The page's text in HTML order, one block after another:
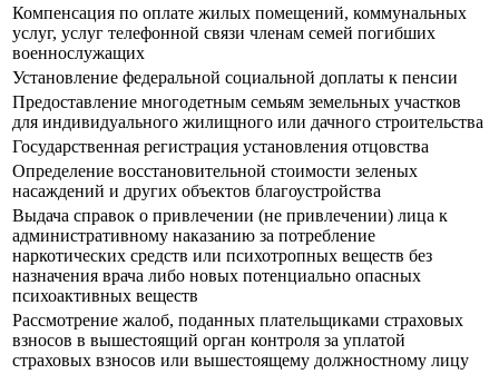
Компенсация по оплате жилых помещений, коммунальных
услуг, услуг телефонной связи членам семей погибших
военнослужащих
Установление федеральной социальной доплаты к пенсии
Предоставление многодетным семьям земельных участков
для индивидуального жилищного или дачного строительства
Государственная регистрация установления отцовства
Определение восстановительной стоимости зеленых
насаждений и других объектов благоустройства
Выдача справок о привлечении (не привлечении) лица к
административному наказанию за потребление
наркотических средств или психотропных веществ без
назначения врача либо новых потенциально опасных
психоактивных веществ
Рассмотрение жалоб, поданных плательщиками страховых
взносов в вышестоящий орган контроля за уплатой
страховых взносов или вышестоящему должностному лицу